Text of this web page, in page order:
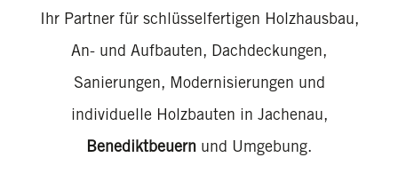
Ihr Partner für schlüsselfertigen Holzhausbau,
An- und Aufbauten, Dachdeckungen,
Sanierungen, Modernisierungen und
individuelle Holzbauten in Jachenau,
Benediktbeuern und Umgebung.